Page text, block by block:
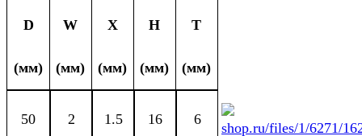
D W X H T
(мм) (мм) (мм) (мм) (мм)
50 2 1.5 16 6